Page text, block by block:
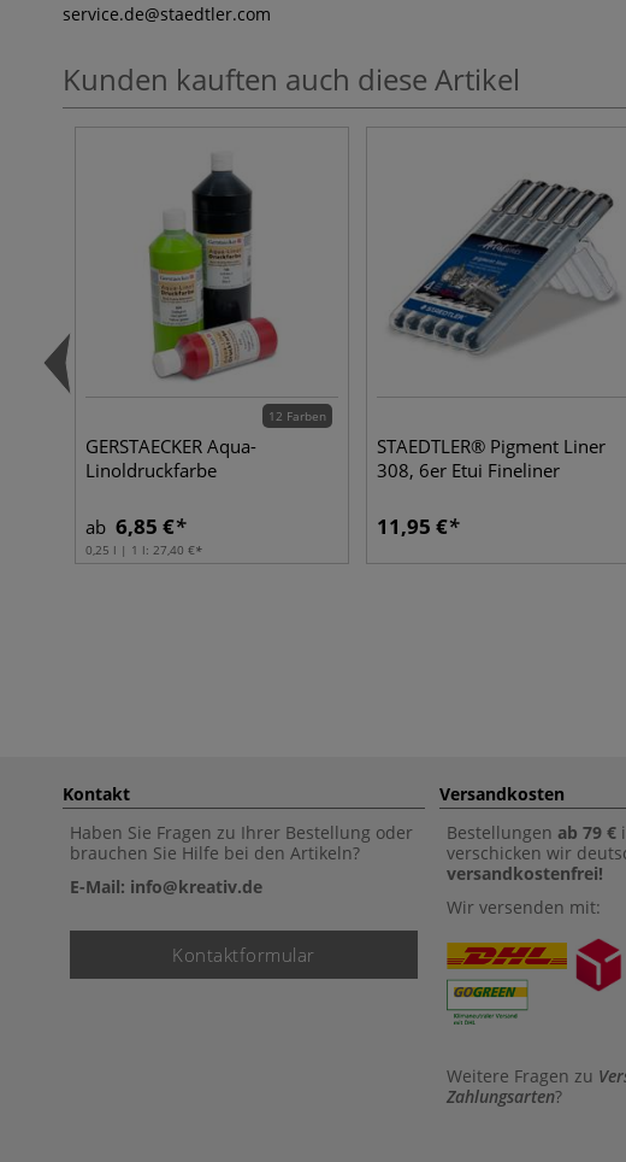
service.de@staedtler.com
Kunden kauften auch diese Artikel
12 Farben
GERSTAECKER Aqua-
Linoldruckfarbe
ab 6,85 €
0,25 l | 1 l: 27,40 €
STAEDTLER® Pigment Liner
308, 6er Etui Fineliner
11,95 €
Kontakt
Haben Sie Fragen zu Ihrer Bestellung oder
brauchen Sie Hilfe bei den Artikeln?
E-Mail: info@kreativ.de
Kontaktformular
Versandkosten
Bestellungen ab 79 €
verschicken wir
versandkostenfrei!
Wir versenden mit:
Weitere Fragen zu
Zahlungsarten?